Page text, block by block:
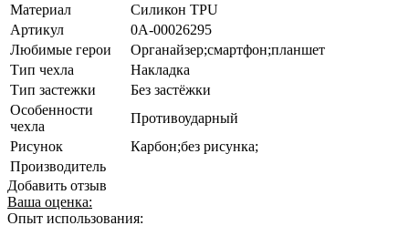
Материал
Силикон TPU
Артикул
0А-00026295
Любимые герои
Органайзер;смартфон;планшет
Тип чехла
Накладка
Тип застежки
Без застёжки
Особенности
чехла
Противоударный
Рисунок
Карбон;без рисунка;
Производитель
Добавить отзыв
Ваша оценка:
Опыт использования: